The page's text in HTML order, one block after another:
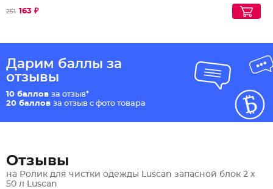
251 163 ₽
Дарим баллы за
отзывы
10 баллов за отзыв*
20 баллов за отзыв с фото товара
Отзывы
на Ролик для чистки одежды Luscan запасной блок 2 х
50 л Luscan